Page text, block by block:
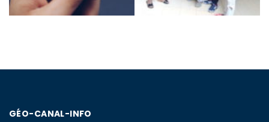
GÉO-CANAL-INFO